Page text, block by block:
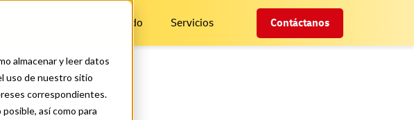
almacenar y leer datos
uso de nuestro sitio
correspondientes.
así como para
Contenido Servicios Contáctanos